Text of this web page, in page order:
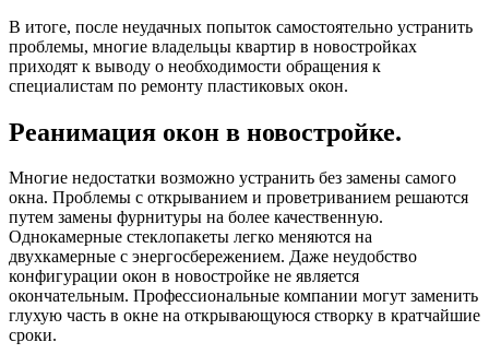
В итоге, после неудачных попыток самостоятельно устранить
проблемы, многие владельцы квартир в новостройках
приходят к выводу о необходимости обращения к
специалистам по ремонту пластиковых окон.
Реанимация окон в новостройке.
Многие недостатки возможно устранить без замены самого
окна. Проблемы с открыванием и проветриванием решаются
путем замены фурнитуры на более качественную.
Однокамерные стеклопакеты легко меняются на
двухкамерные с энергосбережением. Даже неудобство
конфигурации окон в новостройке не является
окончательным. Профессиональные компании могут заменить
глухую часть в окне на открывающуюся створку в кратчайшие
сроки.